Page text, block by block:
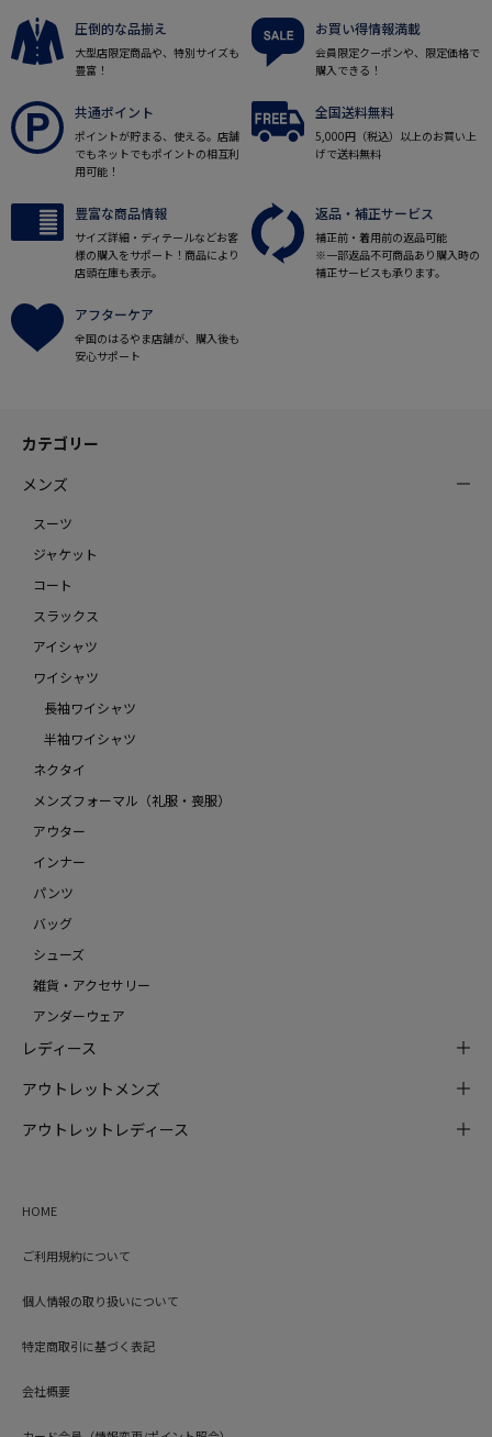
圧倒的な品揃え
大型店限定商品や、特別サイズも
豊富！
お買い得情報満載
会員限定クーポンや、限定価格で
購入できる！
共通ポイント
ポイントが貯まる、使える。店舗
でもネットでもポイントの相互利
用可能！
全国送料無料
5,000円（税込）以上のお買い上
げで送料無料
豊富な商品情報
サイズ詳細・ディテールなどお客
様の購入をサポート！商品により
店頭在庫も表示。
返品・補正サービス
補正前・着用前の返品可能
※一部返品不可商品あり購入時の
補正サービスも承ります。
アフターケア
全国のはるやま店舗が、購入後も
安心サポート
カテゴリー
メンズ
スーツ
ジャケット
コート
スラックス
アイシャツ
ワイシャツ
長袖ワイシャツ
半袖ワイシャツ
ネクタイ
メンズフォーマル（礼服・喪服）
アウター
インナー
パンツ
バッグ
シューズ
雑貨・アクセサリー
アンダーウェア
レディース
アウトレットメンズ
アウトレットレディース
HOME
ご利用規約について
個人情報の取り扱いについて
特定商取引に基づく表記
会社概要